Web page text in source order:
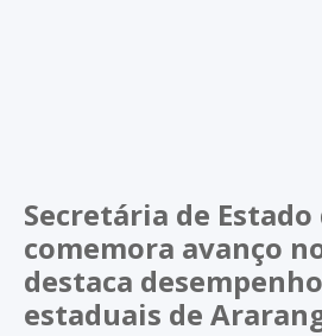
Secretária de Estado
comemora avanço
destaca
estaduais de